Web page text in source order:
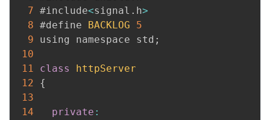
7 #include<signal . h>
8 #define BACKLOG
5
9 using namespace std ;
10
11
class
httpServer
12
{
13
14
private :